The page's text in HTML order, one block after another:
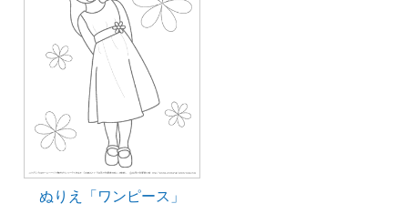
ぬりえ「ワンピース」